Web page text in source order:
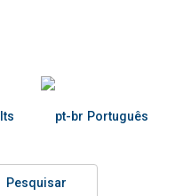
Português
Pesquisar